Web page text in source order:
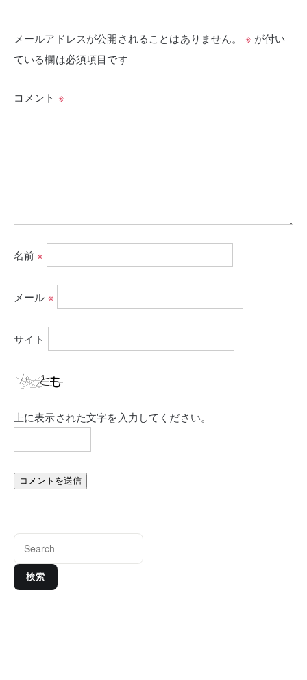
メールアドレスが公開されることはありません。 ※ が付い
ている欄は必須項目です
コメント ※
名前※
メール ※
サイト
上に表示された文字を入力してください。
検索